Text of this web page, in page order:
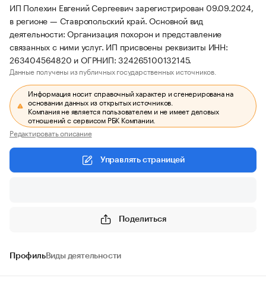
ИП Полехин Евгений Сергеевич зарегистрирован 09.09.2024,
в регионе — Ставропольский край. Основной вид
деятельности: Организация похорон и представление
связанных с ними услуг. ИП присвоены реквизиты ИНН:
263404564820 и ОГРНИП: 324265100132145.
Данные получены из публичных государственных источников.
Информация носит справочный характер и сгенерирована на
основании данных из открытых источников.
Компания не является пользователем и не имеет деловых
отношений с сервисом РБК Компании.
Редактировать описание
Управлять страницей
Поделиться
ПрофильВиды деятельности